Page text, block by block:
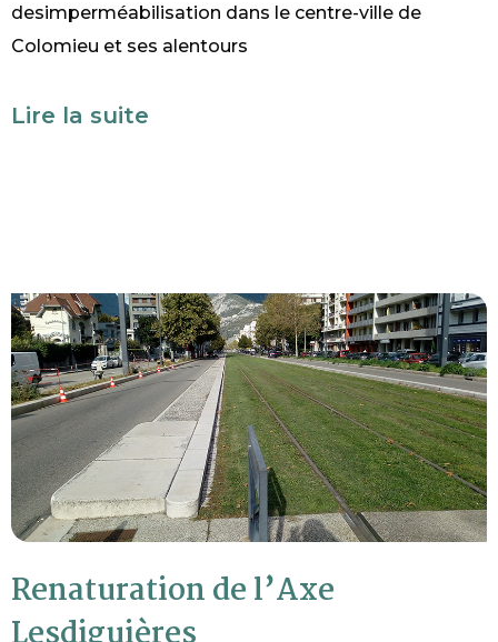
desimperméabilisation dans le centre-ville de
Colomieu et ses alentours
Lire la suite
Renaturation de l’Axe